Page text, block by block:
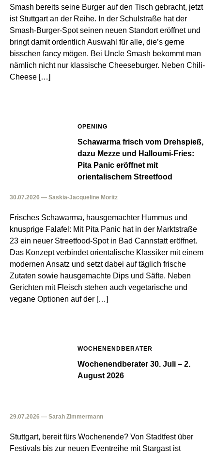
Smash bereits seine Burger auf den Tisch gebracht, jetzt
ist Stuttgart an der Reihe. In der Schulstraße hat der
Smash-Burger-Spot seinen neuen Standort eröffnet und
bringt damit ordentlich Auswahl für alle, die’s gerne
bisschen fancy mögen. Bei Uncle Smash bekommt man
nämlich nicht nur klassische Cheeseburger. Neben Chili-
Cheese […]
OPENING
Schawarma frisch vom Drehspieß,
dazu Mezze und Halloumi-Fries:
Pita Panic eröffnet mit
orientalischem Streetfood
30.07.2026 — Saskia-Jacqueline Moritz
Frisches Schawarma, hausgemachter Hummus und
knusprige Falafel: Mit Pita Panic hat in der Marktstraße
23 ein neuer Streetfood-Spot in Bad Cannstatt eröffnet.
Das Konzept verbindet orientalische Klassiker mit einem
modernen Ansatz und setzt dabei auf täglich frische
Zutaten sowie hausgemachte Dips und Säfte. Neben
Gerichten mit Fleisch stehen auch vegetarische und
vegane Optionen auf der […]
WOCHENENDBERATER
Wochenendberater 30. Juli – 2.
August 2026
29.07.2026 — Sarah Zimmermann
Stuttgart, bereit fürs Wochenende? Von Stadtfest über
Festivals bis zur neuen Eventreihe mit Stargast ist